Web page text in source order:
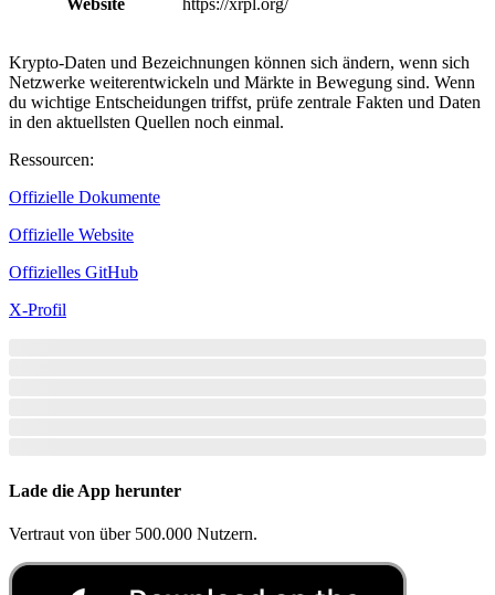
Website https://xrpl.org/
Krypto-Daten und Bezeichnungen können sich ändern, wenn sich
Netzwerke weiterentwickeln und Märkte in Bewegung sind. Wenn
du wichtige Entscheidungen triffst, prüfe zentrale Fakten und Daten
in den aktuellsten Quellen noch einmal.
Ressourcen:
Offizielle Dokumente
Offizielle Website
Offizielles GitHub
X-Profil
Lade die App herunter
Vertraut von über 500.000 Nutzern.